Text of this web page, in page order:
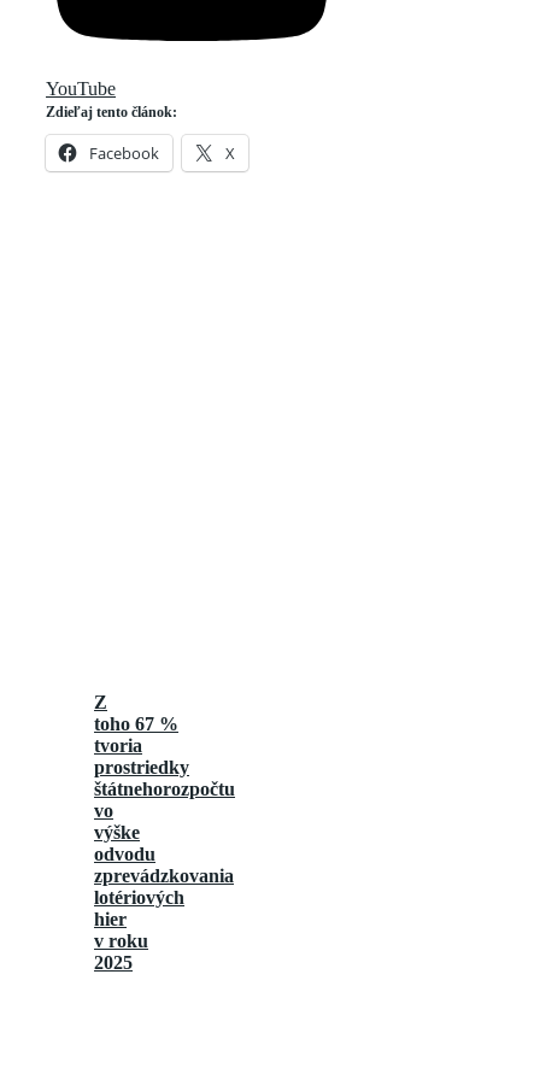
YouTube
Zdieľaj tento článok:
Facebook X
Z
toho 67 %
tvoria
prostriedky
štátnehorozpočtu
vo
výške
odvodu
zprevádzkovania
lotériových
hier
v roku
2025